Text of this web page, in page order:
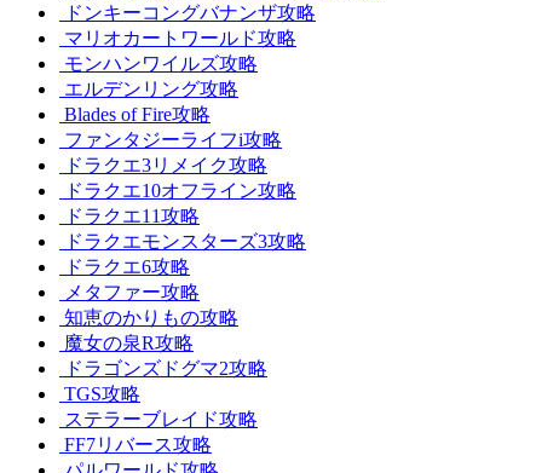
ドンキーコングバナンザ攻略
マリオカートワールド攻略
モンハンワイルズ攻略
エルデンリング攻略
Blades of Fire攻略
ファンタジーライフi攻略
ドラクエ3リメイク攻略
ドラクエ10オフライン攻略
ドラクエ11攻略
ドラクエモンスターズ3攻略
ドラクエ6攻略
メタファー攻略
知恵のかりもの攻略
魔女の泉R攻略
ドラゴンズドグマ2攻略
TGS攻略
ステラーブレイド攻略
FF7リバース攻略